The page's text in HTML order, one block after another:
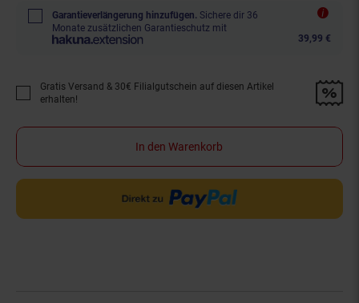
Garantieverlängerung hinzufügen. Sichere dir 36
Monate zusätzlichen Garantieschutz mit
39,99 €
Promotion "Gratis Versand &amp; 30€ Filialgutschein auf diesen Artikel
Gratis Versand & 30€ Filialgutschein auf diesen Artikel
erhalten!
In den Warenkorb